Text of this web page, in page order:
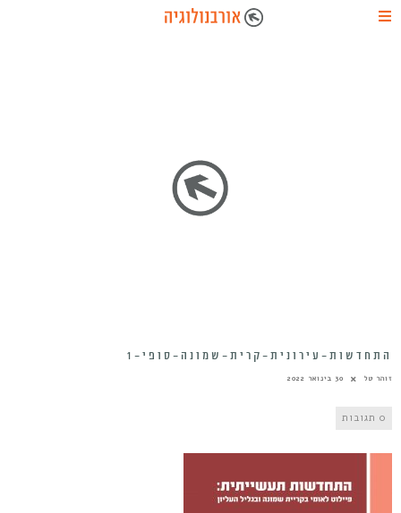
התחדשות-עירונית-קרית-שמונה-סופי-1
זוהר טל 30 בינואר 2022
0 תגובות